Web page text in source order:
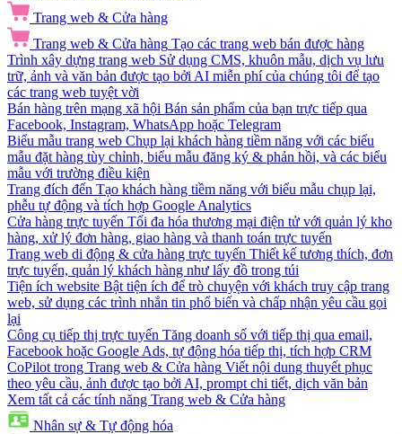
Trang web & Cửa hàng
Trang web & Cửa hàng Tạo các trang web bán được hàng
Trình xây dựng trang web Sử dụng CMS, khuôn mẫu, dịch vụ lưu
trữ, ảnh và văn bản được tạo bởi AI miễn phí của chúng tôi để tạo
các trang web tuyệt vời
Bán hàng trên mạng xã hội Bán sản phẩm của bạn trực tiếp qua
Facebook, Instagram, WhatsApp hoặc Telegram
Biểu mẫu trang web Chụp lại khách hàng tiềm năng với các biểu
mẫu đặt hàng tùy chỉnh, biểu mẫu đăng ký & phản hồi, và các biểu
mẫu với trường điều kiện
Trang đích đến Tạo khách hàng tiềm năng với biểu mẫu chụp lại,
phễu tự động và tích hợp Google Analytics
Cửa hàng trực tuyến Tối đa hóa thương mại điện tử với quản lý kho
hàng, xử lý đơn hàng, giao hàng và thanh toán trực tuyến
Trang web di động & cửa hàng trực tuyến Thiết kế tương thích, đơn
trực tuyến, quản lý khách hàng như lấy đồ trong túi
Tiện ích website Bật tiện ích để trò chuyện với khách truy cập trang
web, sử dụng các trình nhắn tin phổ biến và chấp nhận yêu cầu gọi
lại
Công cụ tiếp thị trực tuyến Tăng doanh số với tiếp thị qua email,
Facebook hoặc Google Ads, tự động hóa tiếp thị, tích hợp CRM
CoPilot trong Trang web & Cửa hàng Viết nội dung thuyết phục
theo yêu cầu, ảnh được tạo bởi AI, prompt chi tiết, dịch văn bản
Xem tất cả các tính năng Trang web & Cửa hàng
Nhân sự & Tự động hóa